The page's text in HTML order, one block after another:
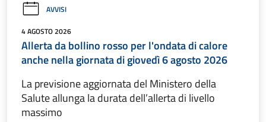
AVVISI
4 AGOSTO 2026
Allerta da bollino rosso per l'ondata di calore
anche nella giornata di giovedì 6 agosto 2026
La previsione aggiornata del Ministero della
Salute allunga la durata dell’allerta di livello
massimo